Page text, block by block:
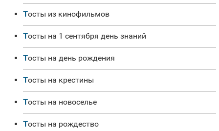
Тосты из кинофильмов
Тосты на 1 сентября день знаний
Тосты на день рождения
Тосты на крестины
Тосты на новоселье
Тосты на рождество